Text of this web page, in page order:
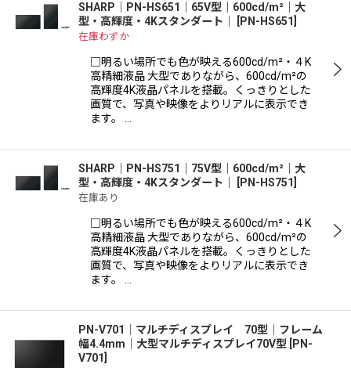
SHARP｜PN-HS651｜65V型｜600cd/m²｜大
型・高輝度・4Kスタンダート｜
PN-HS651
在庫わずか
□明るい場所でも色が映える600cd/m²・４K
高精細液晶 大型でありながら、600cd/m²の
高輝度4K液晶パネルを搭載。くっきりとした
画質で、写真や映像をよりリアルに表示でき
ます。 …
SHARP｜PN-HS751｜75V型｜600cd/m²｜大
型・高輝度・4Kスタンダート｜
PN-HS751
在庫あり
□明るい場所でも色が映える600cd/m²・４K
高精細液晶 大型でありながら、600cd/m²の
高輝度4K液晶パネルを搭載。くっきりとした
画質で、写真や映像をよりリアルに表示でき
ます。 …
PN-V701│マルチディスプレイ 70型│フレーム
幅4.4mm│大型マルチディスプレイ70V型
PN-
V701